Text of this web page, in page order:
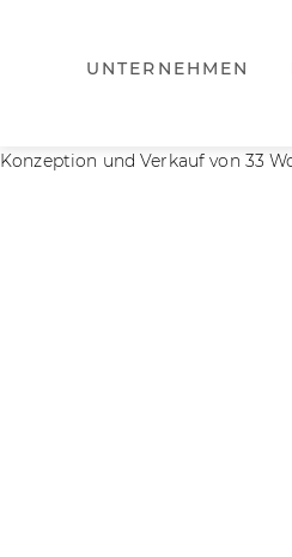
UNTERNEHMEN
Konzeption und Verkauf von 33